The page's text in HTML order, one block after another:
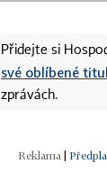
Přidejte si
své oblíbené
zprávách.